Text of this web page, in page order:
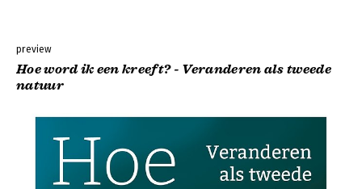
preview
Hoe word ik een kreeft? - Veranderen als tweede
natuur